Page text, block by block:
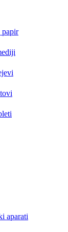
papir
aparati